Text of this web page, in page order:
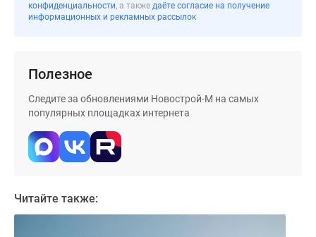
поселки
Новой
Москве
Готовые
коттеджные
коттеджные
конфиденциальности, а также даёте согласие на получение
информационных и рекламных рассылок
Полезное
Следите за обновлениями Новострой-М на самых
популярных площадках интернета
Читайте также: